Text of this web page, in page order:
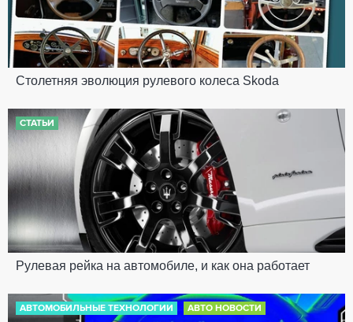
Столетняя эволюция рулевого колеса Skoda
СТАТЬИ
Рулевая рейка на автомобиле, и как она работает
АВТОМОБИЛЬНЫЕ ТЕХНОЛОГИИ АВТО НОВОСТИ